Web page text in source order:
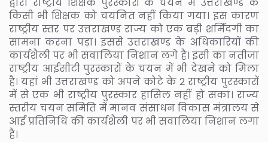
किसी भी शिक्षक को चयनित नहीं किया गया। इस कारण
राष्ट्रीय स्तर पर उत्तराखण्ड राज्य को एक बड़ी शर्मिंदगी का
सामना करना पड़ा। इससे उत्तराखण्ड के अधिकारियों की
कार्यशैली पर भी सवालिया निशान लगे हैं। इसी का नतीजा
राष्ट्रीय आईसीटी पुरस्कारों के चयन में भी देखने को मिला
है। यहां भी उत्तराखण्ड को अपने कोटे के 2 राष्ट्रीय पुरस्कारों
में से एक भी राष्ट्रीय पुरस्कार हासिल नहीं हो सका। राज्य
स्तरीय चयन समिति में मानव संसाधन विकास मंत्रालय से
आई प्रतिनिधि की कार्यशैली पर भी सवालिया निशान लगा
है।